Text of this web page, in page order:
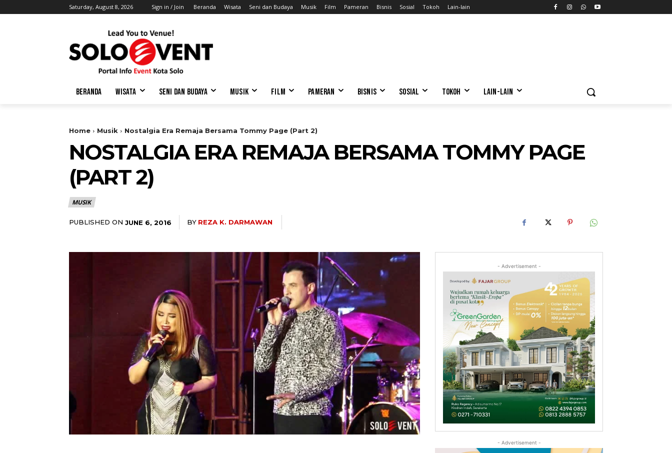
Saturday, August 8, 2026 Sign in / Join Beranda Wisata Seni dan Budaya Musik Film Pameran Bisnis Sosial Tokoh Lain-lain
BERANDA WISATA SENI DAN BUDAYA MUSIK FILM PAMERAN BISNIS SOSIAL TOKOH LAIN-LAIN
Home Musik Nostalgia Era Remaja Bersama Tommy Page (Part 2)
NOSTALGIA ERA REMAJA BERSAMA TOMMY PAGE
(PART 2)
MUSIK
PUBLISHED ON JUNE 6, 2016 BY REZA K. DARMAWAN
- Advertisement -
- Advertisement -